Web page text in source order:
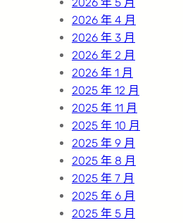
2026 年 4 月
2026 年 3 月
2026 年 2 月
2026 年 1 月
2025 年 12 月
2025 年 11 月
2025 年 10 月
2025 年 9 月
2025 年 8 月
2025 年 7 月
2025 年 6 月
2025 年 5 月